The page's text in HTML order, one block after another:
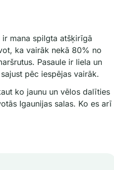
mana spilgta atšķirīgā
ka vairāk nekā 80% no
Pasaule ir liela un
pēc iespējas vairāk.
ko jaunu un vēlos dalīties
Igaunijas salas. Ko es arī